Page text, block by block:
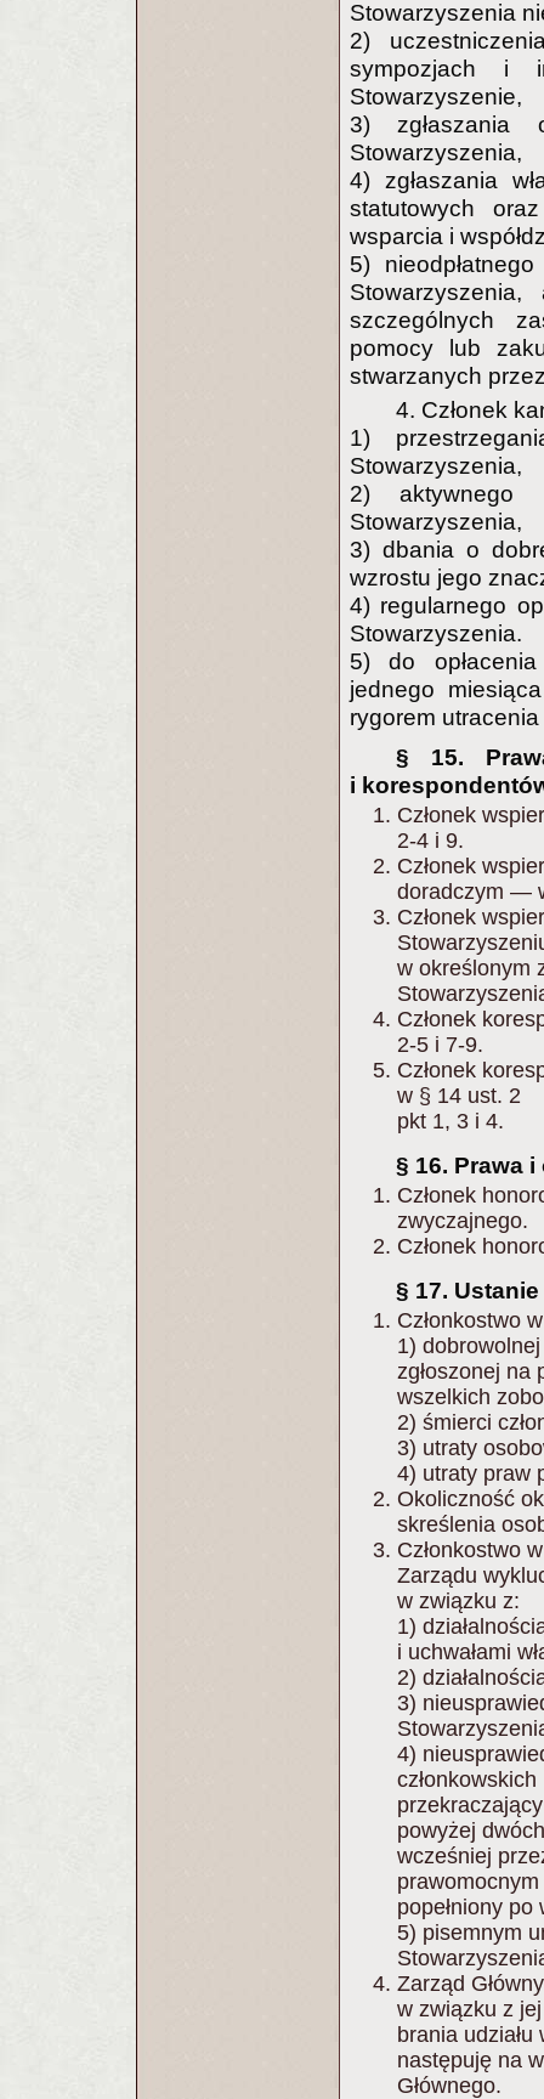
Stowarzyszenia
2)
sympozjach i
Stowarzyszenie,
3) zgłaszania
Stowarzyszenia,
4) zgłaszania
statutowych
wsparcia i
5)
szczególnych
pomocy lub
stwarzanych
4. Członek
1)
Stowarzyszenia,
2) aktywnego
Stowarzyszenia,
3) dbania o
wzrostu jego
4) regularnego
Stowarzyszenia.
5) do opłacenia
jednego
rygorem
§ 15.
i
Członek
2-4 i 9.
Członek
doradczym —
Członek
w określonym
Członek
2-5 i 7-9.
Członek
w § 14 ust. 2
pkt 1, 3 i 4.
§ 16. Prawa
Członek
zwyczajnego.
Członek
§ 17.
Członkostwo
1)
zgłoszonej na
wszelkich
2) śmierci
3) utraty
4) utraty praw
Okoliczność
skreślenia
Członkostwo
Zarządu
w związku z:
1)
i uchwałami
2)
3)
4)
powyżej
wcześniej
popełniony
5) pisemnym
Zarząd
w związku z
brania
następuję na
Głównego.